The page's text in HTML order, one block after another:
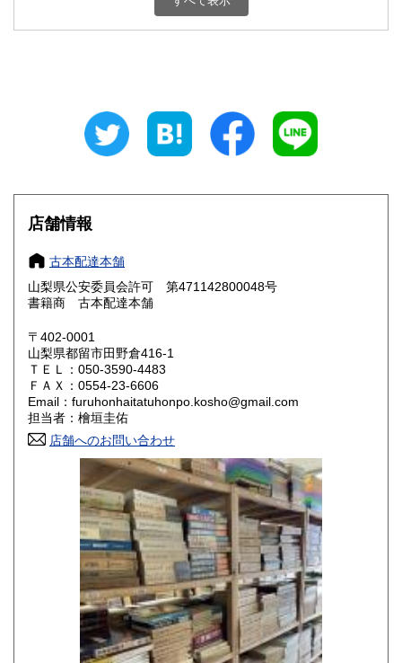
800円 三重県
大阪府
奈良県
鳥取県 800円 島根県
岡山県
山口県 800円
香川県 800円 愛媛県
高知県 800円
800円 長崎県
800円 大分県
800円 鹿児島県
1,500円
店舗情報
古本配達本舗
山梨県公安委員会許可 第471142800048号
書籍商 古本配達本舗
〒402-0001
山梨県都留市田野倉416-1
ＴＥＬ：050-3590-4483
ＦＡＸ：0554-23-6606
Email：furuhonhaitatuhonpo.kosho@gmail.com
担当者：檜垣圭佑
店舗へのお問い合わせ